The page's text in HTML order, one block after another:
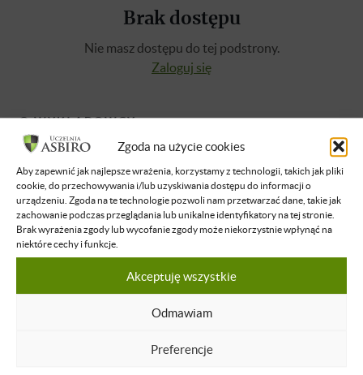
Zgoda na użycie cookies
Aby zapewnić jak najlepsze wrażenia, korzystamy z technologii, takich jak pliki
cookie, do przechowywania i/lub uzyskiwania dostępu do informacji o
urządzeniu. Zgoda na te technologie pozwoli nam przetwarzać dane, takie jak
zachowanie podczas przeglądania lub unikalne identyfikatory na tej stronie.
Brak wyrażenia zgody lub wycofanie zgody może niekorzystnie wpłynąć na
niektóre cechy i funkcje.
Akceptuję wszystkie
Odmawiam
Preferencje
Brak dostępu
Nie masz dostępu do tej podstrony.
Zaloguj się
O WYKŁADOWCY
Bartłomiej Machnik
Doradca wizerunkowy kadry C-Level w
obszarze boss brandingu, wykładowca
akademicki i badacz, prowadzący „Twój
Branding” w TV Biznes24 oraz komentator w
środkach masowego przekazu. Doktor nauk
media społecznościowe). Absolwent studiów
oraz studiów podyplomowych z zakresu